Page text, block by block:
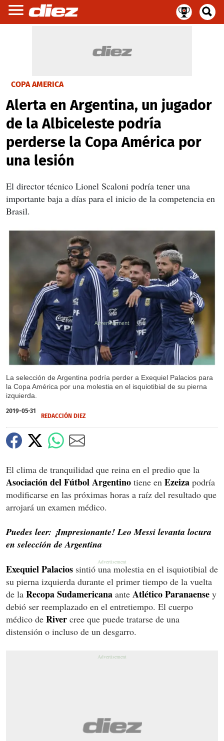
COPA AMERICA
Alerta en Argentina, un jugador
de la Albiceleste podría
perderse la Copa América por
una lesión
El director técnico Lionel Scaloni podría tener una
importante baja a días para el inicio de la competencia en
Brasil.
La selección de Argentina podría perder a Exequiel Palacios para
la Copa América por una molestia en el isquiotibial de su pierna
izquierda.
X
X
2019-05-31
REDACCIÓN DIEZ
El clima de tranquilidad que reina en el predio que la
Asociación del Fútbol Argentino tiene en Ezeiza podría
modificarse en las próximas horas a raíz del resultado que
arrojará un examen médico.
Puedes leer: ¡Impresionante! Leo Messi levanta locura
en selección de Argentina
Exequiel Palacios sintió una molestia en el isquiotibial de
su pierna izquierda durante el primer tiempo de la vuelta
de la Recopa Sudamericana ante Atlético Paranaense y
debió ser reemplazado en el entretiempo. El cuerpo
médico de River cree que puede tratarse de una
distensión o incluso de un desgarro.